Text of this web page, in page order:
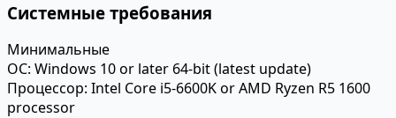
Системные требования
Минимальные
ОС: Windows 10 or later 64-bit (latest update)
Процессор: Intel Core i5-6600K or AMD Ryzen R5 1600
processor